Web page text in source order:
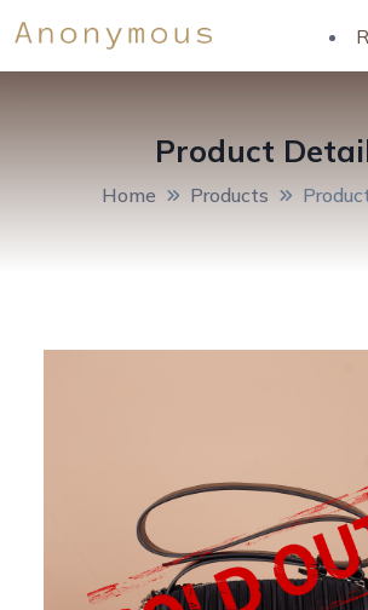
Product
Home Products